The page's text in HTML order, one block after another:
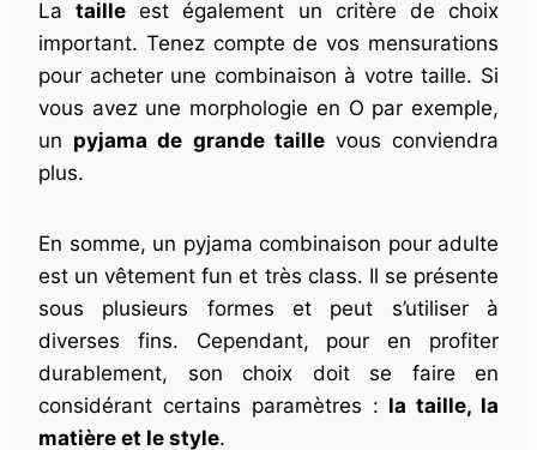
Lataille est également un critère de choix
important. Tenez compte de vos mensurations
pour acheter une combinaison à votre taille. Si
vous avez une morphologie en O par exemple,
un pyjama de grande taillevous conviendra
plus.
En somme, un pyjama combinaison pour adulte
est un vêtement fun et très class. Il se présente
sous plusieurs formes et peut s’utiliser à
diverses fins. Cependant, pour en profiter
durablement, son choix doit se faire en
considérant certains paramètres : la taille, la
matière et le style.